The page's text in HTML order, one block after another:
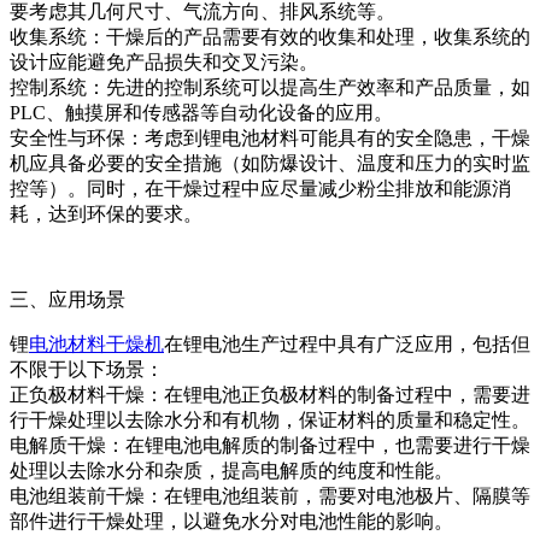
要考虑其几何尺寸、气流方向、排风系统等。
收集系统：干燥后的产品需要有效的收集和处理，收集系统的
设计应能避免产品损失和交叉污染。
控制系统：先进的控制系统可以提高生产效率和产品质量，如
PLC、触摸屏和传感器等自动化设备的应用。
安全性与环保：考虑到锂电池材料可能具有的安全隐患，干燥
机应具备必要的安全措施（如防爆设计、温度和压力的实时监
控等）。同时，在干燥过程中应尽量减少粉尘排放和能源消
耗，达到环保的要求。
三、应用场景
锂电池材料干燥机在锂电池生产过程中具有广泛应用，包括但
不限于以下场景：
正负极材料干燥：在锂电池正负极材料的制备过程中，需要进
行干燥处理以去除水分和有机物，保证材料的质量和稳定性。
电解质干燥：在锂电池电解质的制备过程中，也需要进行干燥
处理以去除水分和杂质，提高电解质的纯度和性能。
电池组装前干燥：在锂电池组装前，需要对电池极片、隔膜等
部件进行干燥处理，以避免水分对电池性能的影响。